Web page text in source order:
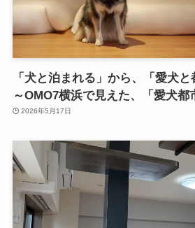
「犬と泊まれる」から、「愛犬
～OMO7横浜で見えた、「愛犬都
2026年5月17日